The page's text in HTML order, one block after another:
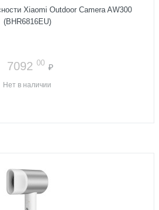
Xiaomi Outdoor Camera AW300
(BHR6816EU)
7092 00 ₽
Нет в наличии